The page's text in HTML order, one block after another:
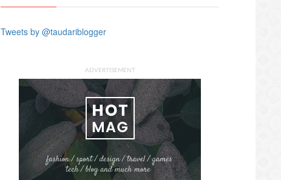
Tweets by @taudariblogger
ADVERTISEMENT